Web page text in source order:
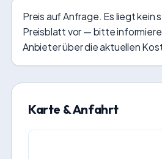
Preis auf Anfrage. Es liegt kein
Preisblatt vor — bitte
Anbieter über die aktuellen
Karte & Anfahrt